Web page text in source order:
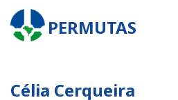
PERMUTAS
Célia Cerqueira